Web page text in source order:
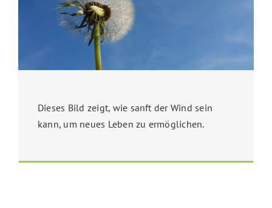
Dieses Bild zeigt, wie sanft der Wind sein
kann, um neues Leben zu ermöglichen.